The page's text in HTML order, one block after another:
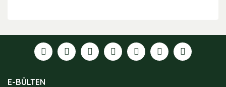
formunu kullanarak tarafımıza iletebilirsiniz.
Görüş ve önerileriniz için teşekkür ederiz.
Ürün açıklamasında eksik bilgiler bulunuyor.
E-BÜLTEN